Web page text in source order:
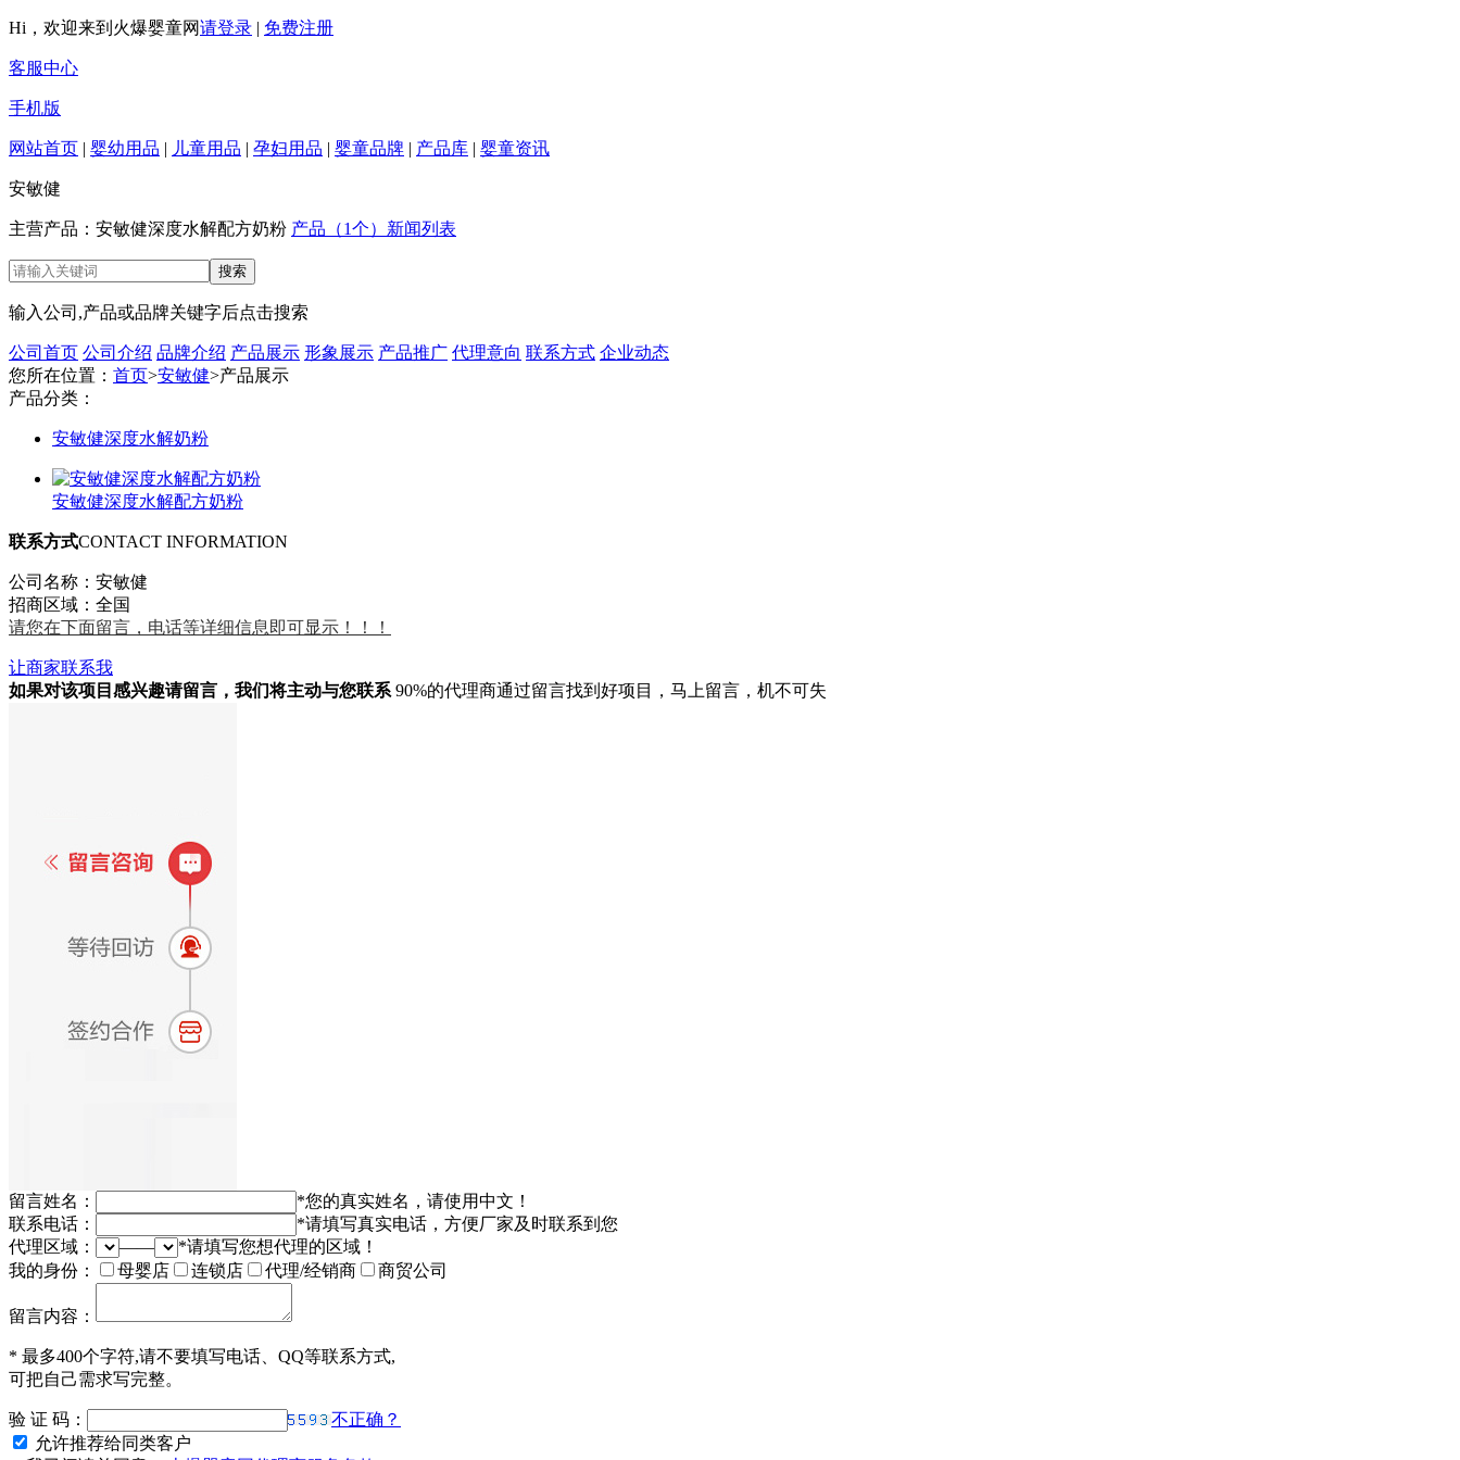
Hi，欢迎来到火爆婴童网请登录 | 免费注册
客服中心
手机版
网站首页 | 婴幼用品 | 儿童用品 | 孕妇用品 | 婴童品牌 | 产品库 | 婴童资讯
安敏健
主营产品：安敏健深度水解配方奶粉 产品（1个） 新闻列表
输入公司,产品或品牌关键字后点击搜索
公司首页 公司介绍 品牌介绍 产品展示 形象展示 产品推广 代理意向 联系方式 企业动态
您所在位置： 首页>安敏健>产品展示
产品分类：
安敏健深度水解奶粉
安敏健深度水解配方奶粉
联系方式CONTACT INFORMATION
公司名称：安敏健
招商区域：全国
请您在下面留言，电话等详细信息即可显示！！！
让商家联系我
如果对该项目感兴趣请留言 ，我们将主动与您联系 90%的代理商通过留言找到好项目，马上留言，机不可失
留言姓名： *您的真实姓名，请使用中文！
联系电话：
*请填写真实电话，方便厂家及时联系到您
代理区域：
—— *请填写您想代理的区域！
我的身份：
母婴店 连锁店 代理/经销商 商贸公司
留言内容：
* 最多400个字符,请不要填写电话、QQ等联系方式,
可把自己需求写完整。
验 证 码：
不正确？
允许推荐给同类客户